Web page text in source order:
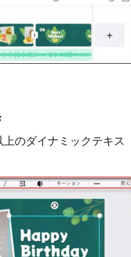
のダイナミックテキス